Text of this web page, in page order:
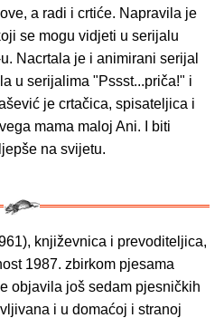
a radi i crtiće. Napravila je
se mogu vidjeti u serijalu
Nacrtala je i animirani serijal
u serijalima "Pssst...priča!" i
je crtačica, spisateljica i
mama maloj Ani. I biti
na svijetu.
književnica i prevoditeljica,
1987. zbirkom pjesama
objavila još sedam pjesničkih
i u domaćoj i stranoj